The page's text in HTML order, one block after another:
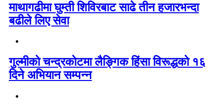
माथागढीमा घुम्ती शिविरबाट साढे तीन हजारभन्दा
बढीले लिए सेवा
गुल्मीको चन्द्रकोटमा लैङ्गिक हिंसा विरूद्धको १६
दिने अभियान सम्पन्न